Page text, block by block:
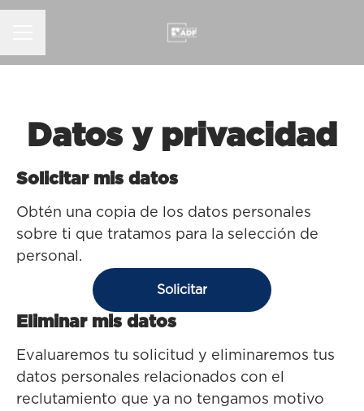
Datos y privacidad
Solicitar mis datos
Obtén una copia de los datos personales
sobre ti que tratamos para la selección de
personal.
Solicitar
Eliminar mis datos
Evaluaremos tu solicitud y eliminaremos tus
datos personales relacionados con el
reclutamiento que ya no tengamos motivo